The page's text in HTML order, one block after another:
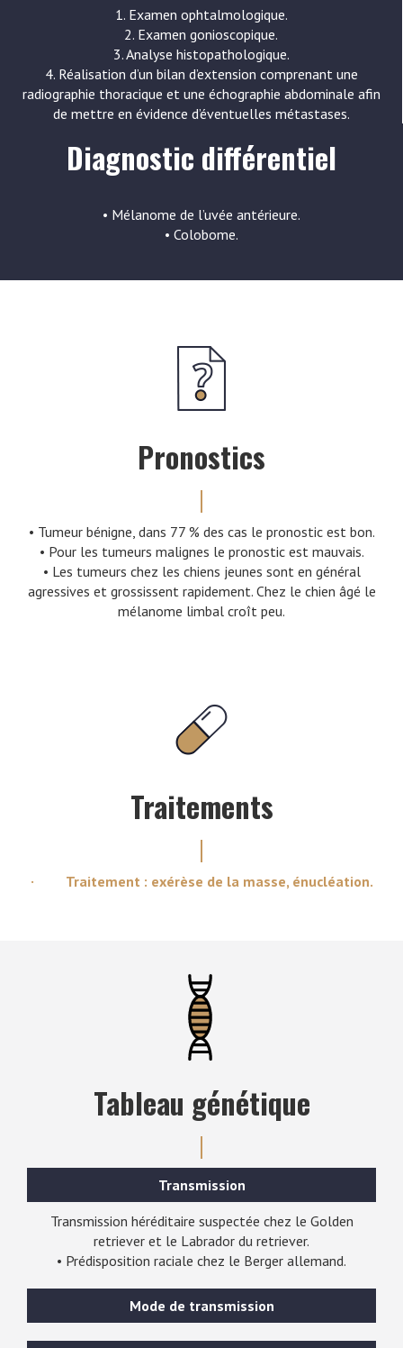
1. Examen ophtalmologique.
2. Examen gonioscopique.
3. Analyse histopathologique.
4. Réalisation d’un bilan d’extension comprenant une
radiographie thoracique et une échographie abdominale afin
de mettre en évidence d’éventuelles métastases.
Diagnostic différentiel
• Mélanome de l’uvée antérieure.
• Colobome.
Pronostics
• Tumeur bénigne, dans 77 % des cas le pronostic est bon.
• Pour les tumeurs malignes le pronostic est mauvais.
• Les tumeurs chez les chiens jeunes sont en général
agressives et grossissent rapidement. Chez le chien âgé le
mélanome limbal croît peu.
Traitements
· Traitement : exérèse de la masse, énucléation.
Tableau génétique
Transmission
Transmission héréditaire suspectée chez le Golden
retriever et le Labrador du retriever.
• Prédisposition raciale chez le Berger allemand.
Mode de transmission